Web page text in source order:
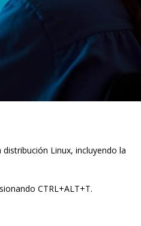
Linux, incluyendo la
CTRL+ALT+T.